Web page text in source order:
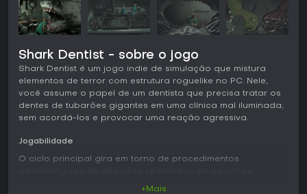
Shark Dentist - sobre o jogo
Shark Dentist é um jogo indie de simulação que mistura
elementos de terror com estrutura roguelike no PC. Nele,
você assume o papel de um dentista que precisa tratar os
dentes de tubarões gigantes em uma clínica mal iluminada,
sem acordá-los e provocar uma reação agressiva.
Jogabilidade
O ciclo principal gira em torno de procedimentos
+Mais